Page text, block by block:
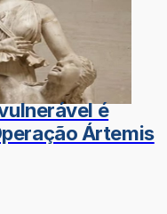
é
Ártemis